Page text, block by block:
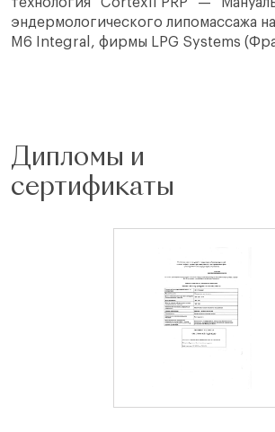
эндермологического липомассажа
M6 Integral, фирмы LPG Systems
Дипломы и
сертификаты